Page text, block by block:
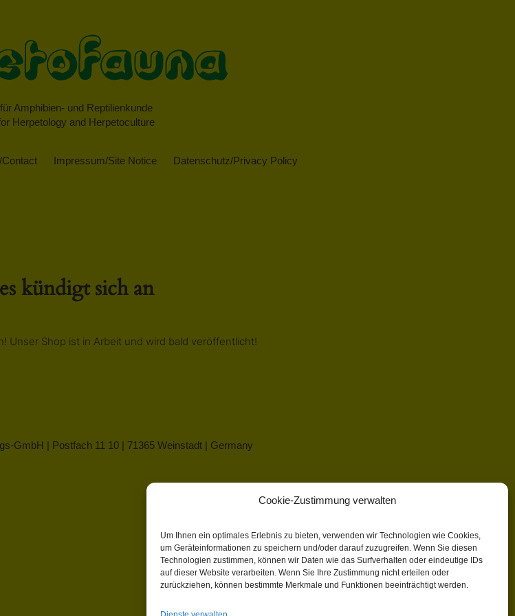
Cookie-Zustimmung verwalten
Um Ihnen ein optimales Erlebnis zu bieten, verwenden wir Technologien wie Cookies,
um Geräteinformationen zu speichern und/oder darauf zuzugreifen. Wenn Sie diesen
Technologien zustimmen, können wir Daten wie das Surfverhalten oder eindeutige IDs
auf dieser Website verarbeiten. Wenn Sie Ihre Zustimmung nicht erteilen oder
zurückziehen, können bestimmte Merkmale und Funktionen beeinträchtigt werden.
Amphibien- und Reptilienkunde
Herpetology and Herpetoculture
Impressum/Site Notice Datenschutz/Privacy Policy
kündigt sich an
Unser Shop ist in Arbeit und wird bald veröffentlicht!
GmbH | Postfach 11 10 | 71365 Weinstadt | Germany